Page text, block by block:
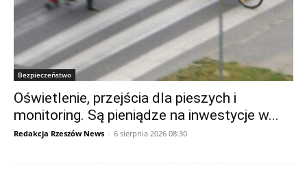
Bezpieczeństwo
Oświetlenie, przejścia dla pieszych i
monitoring. Są pieniądze na inwestycje w...
Redakcja Rzeszów News - 6 sierpnia 2026 08:30